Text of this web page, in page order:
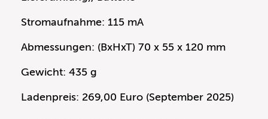
Stromaufnahme: 115 mA
Abmessungen: (BxHxT) 70 x 55 x 120 mm
Gewicht: 435 g
Ladenpreis: 269,00 Euro (September 2025)